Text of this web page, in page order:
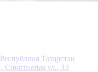
Республика Татарстан
Спортивная ул., 33